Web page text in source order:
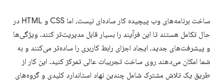
ساخت برنامه‌های وب پیچیده کار ساده‌ای نیست، اما CSS و HTML در
حال تکامل هستند تا این فرآیند را بسیار قابل مدیریت‌تر کنند. ویژگی‌ها
و پیشرفت‌های جدید، ایجاد اجزای رابط کاربری را ساده‌تر می‌کنند و به
شما امکان می‌دهند روی ساخت تجربیات عالی تمرکز کنید. این کار از
طریق یک تلاش مشترک شامل چندین نهاد استاندارد کلیدی و گروه‌های